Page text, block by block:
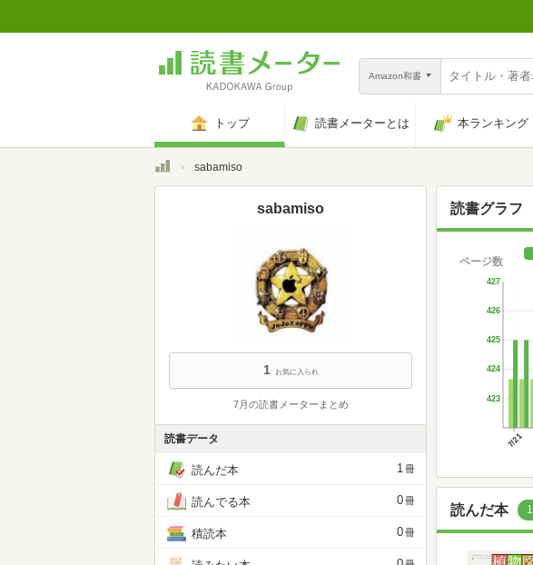
Amazon和書
トップ 読書メーターとは 本ランキング
トップsabamiso
読書グラフ
7/21
423
424
425
426
427
ページ数
読んだ本 1
sabamiso
1 お気に入られ
7月の読書メーターまとめ
読書データ
読んだ本 1冊
読んでる本 0冊
積読本 0冊